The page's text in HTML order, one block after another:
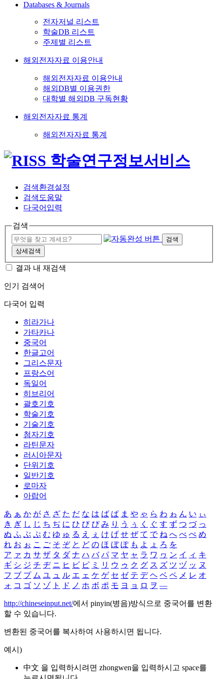
Databases & Journals
전자저널 리스트
학술DB 리스트
주제별 리스트
해외전자자료 이용안내
해외전자자료 이용안내
해외DB별 이용권한
대학별 해외DB 구독현황
해외전자자료 통계
해외전자자료 통계
검색환경설정
검색도움말
다국어입력
검색
검색
상세검색
결과 내 재검색
인기 검색어
다국어 입력
히라가나
가타카나
중국어
한글고어
그리스문자
프랑스어
독일어
히브리어
괄호기호
학술기호
기술기호
첨자기호
라틴문자
러시아문자
단위기호
일반기호
로마자
아랍어
あ ぁ か が さ ざ た だ な は ば ぱ ま や ゃ ら わ ゎ ん い ぃ
き ぎ し じ ち ぢ に ひ び ぴ み り う ぅ く ぐ す ず つ づ っ
ぬ ふ ぶ ぷ む ゆ ゅ る え ぇ け げ せ ぜ て で ね へ べ ぺ め
れ お ぉ こ ご そ ぞ と ど の ほ ぼ ぽ も よ ょ ろ を
ア ァ カ サ ザ タ ダ ナ ハ バ パ マ ヤ ャ ラ ワ ヮ ン イ ィ キ
ギ シ ジ チ ヂ ニ ヒ ビ ピ ミ リ ウ ゥ ク グ ス ズ ツ ヅ ッ ヌ
フ ブ プ ム ユ ュ ル エ ェ ケ ゲ セ ゼ テ デ ヘ ベ ペ メ レ オ
ォ コ ゴ ソ ゾ ト ド ノ ホ ボ ポ モ ヨ ョ ロ ヲ ―
http://chineseinput.net/에서 pinyin(병음)방식으로 중국어를 변환
할 수 있습니다.
변환된 중국어를 복사하여 사용하시면 됩니다.
예시)
中文 을 입력하시려면 zhongwen을 입력하시고 space를